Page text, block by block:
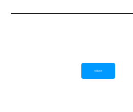
在线咨询